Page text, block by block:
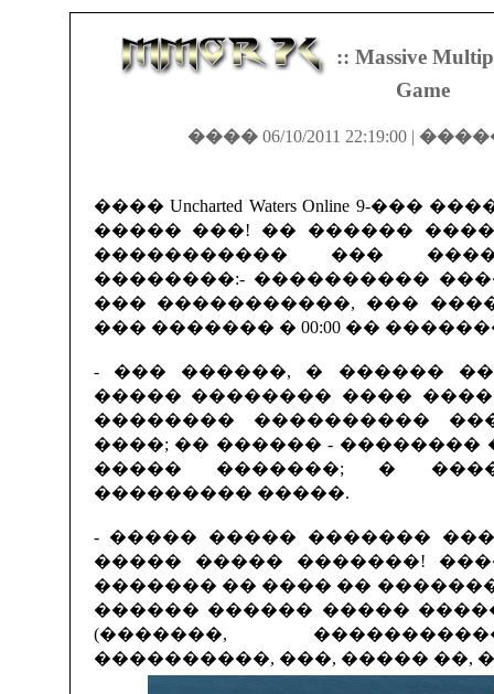
:: Massive
Game
����06/10/2011 22:19:00 |
���� Uncharted Waters Online 9-
����� ���! �� ������
����������� ���
��������:- ����������
��� �����������, ���
��� ������� � 00:00 �� �������
- ��� ������, � ������
����� �������� ����
�������� ����������
����; �� ������ - ��������
����� �������; �
��������� �����.
- ����� ����� �������
����� ����� �������!
������� �� ���� ��
������ ������ �����
(�������,
����������, ���, ����� ��,